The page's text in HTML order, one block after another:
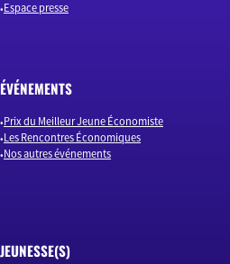
Espace presse
ÉVÉNEMENTS
Prix du Meilleur Jeune Économiste
Les Rencontres Économiques
Nos autres événements
JEUNESSE(S)